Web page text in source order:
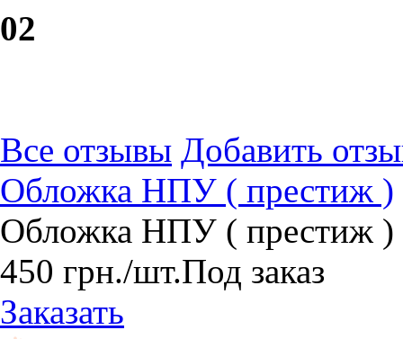
02
Все отзывы Добавить
Обложка НПУ ( престиж )
Обложка НПУ ( престиж )
450 грн./шт.Под заказ
Заказать